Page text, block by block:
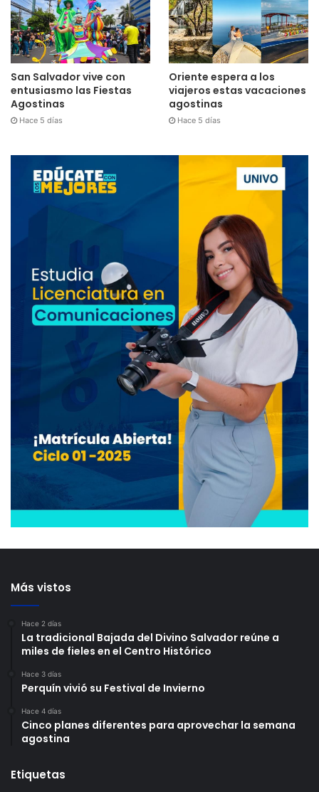
San Salvador vive con
entusiasmo las Fiestas
Agostinas
Hace 5 días
Oriente espera a los
viajeros estas vacaciones
agostinas
Hace 5 días
Más vistos
Hace 2 días
La tradicional Bajada del Divino Salvador reúne a
miles de fieles en el Centro Histórico
Hace 3 días
Perquín vivió su Festival de Invierno
Hace 4 días
Cinco planes diferentes para aprovechar la semana
agostina
Etiquetas